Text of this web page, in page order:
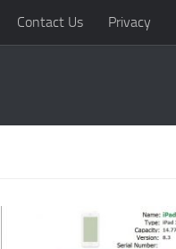
Contact Us Privacy